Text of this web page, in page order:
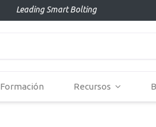
Leading Smart Bolting
Formación Recursos